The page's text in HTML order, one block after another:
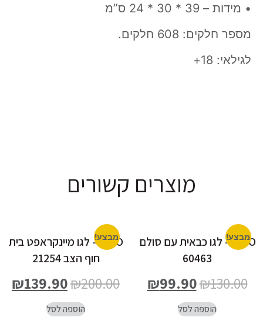
• מידות – 39 * 30 * 24 ס”מ
מספר חלקים: 608 חלקים.
לגילאי: 18+
מוצרים קשורים
מבצע!LEGO- לגו כבאית עם סולם
60463
₪130.00
₪99.90
הוספה לסל
מבצע!LEGO- לגו מיינקראפט בית
חוף הצב 21254
₪200.00
₪139.90
הוספה לסל